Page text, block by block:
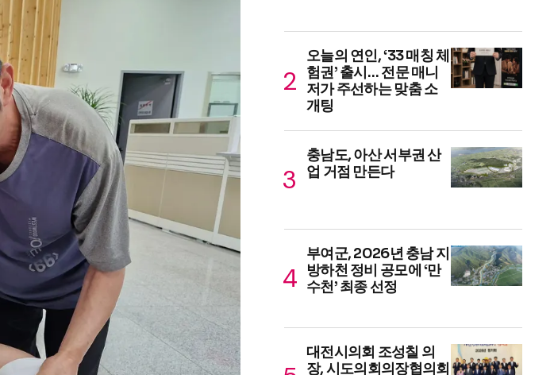
오늘의 연인, ‘33 매칭 체
험권’ 출시… 전문 매니
저가 주선하는 맞춤 소
개팅
충남도, 아산 서부권 산
업 거점 만든다
부여군, 2026년 충남 지
방하천 정비 공모에 ‘만
수천’ 최종 선정
대전시의회 조성칠 의
장, 시도의회의장협의회